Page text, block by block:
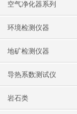
空气净化器系列
环境检测仪器
地矿检测仪器
导热系数测试仪
岩石类